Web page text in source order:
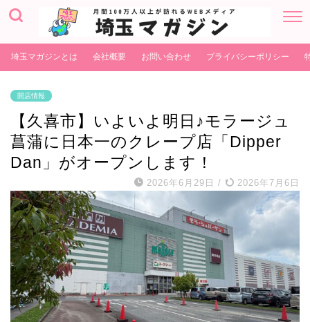
埼玉マガジンとは 会社概要 お問い合わせ プライバシーポリシー
開店情報
【久喜市】いよいよ明日♪モラージュ
菖蒲に日本一のクレープ店「Dipper
Dan」がオープンします！
2026年6月29日 / 2026年7月6日